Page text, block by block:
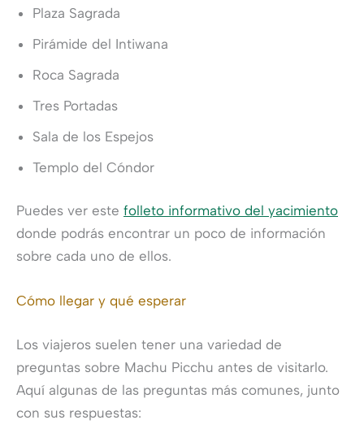
Plaza Sagrada
Pirámide del Intiwana
Roca Sagrada
Tres Portadas
Sala de los Espejos
Templo del Cóndor
Puedes ver este folleto informativo del yacimiento
donde podrás encontrar un poco de información
sobre cada uno de ellos.
Cómo llegar y qué esperar
Los viajeros suelen tener una variedad de
preguntas sobre Machu Picchu antes de visitarlo.
Aquí algunas de las preguntas más comunes, junto
con sus respuestas: